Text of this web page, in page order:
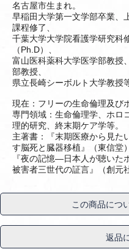
名古屋市生まれ。
早稲田大学第一文学部卒業、
課程修了、
千葉大学大学院看護学研究科
（Ph.D）、
富山医科薬科大学医学部教授
部教授、
県立長崎シーボルト大学教授
現在：フリーの生命倫理及び
専門領域：生命倫理学、ホロ
理的研究、終末期ケア学等。
主著書：『末期医療から見た
す脳死と臓器移植』（東信堂
『夜の記憶―日本人が聴いた
被害者三世代の証言』（創元
この商品につ
返品